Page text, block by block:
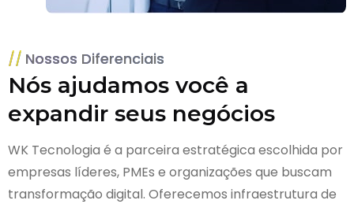
Nossos Diferenciais
Nós ajudamos você a
expandir seus negócios
WK Tecnologia é a parceira estratégica escolhida por
empresas líderes, PMEs e organizações que buscam
transformação digital. Oferecemos infraestrutura de